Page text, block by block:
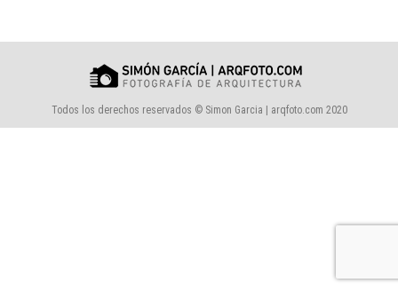
Todos los derechos reservados © Simon Garcia | arqfoto.com 2020